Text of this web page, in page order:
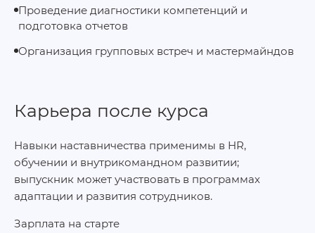
Проведение диагностики компетенций и
подготовка отчетов
Организация групповых встреч и мастермайндов
Карьера после курса
Навыки наставничества применимы в HR,
обучении и внутрикомандном развитии;
выпускник может участвовать в программах
адаптации и развития сотрудников.
Зарплата на старте